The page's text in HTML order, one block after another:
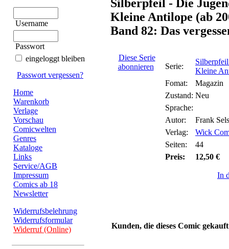
Username
Passwort
eingeloggt bleiben
Passwort vergessen?
Home
Warenkorb
Verlage
Vorschau
Comicwelten
Genres
Kataloge
Links
Service/AGB
Impressum
Comics ab 18
Newsletter
Widerrufsbelehrung
Widerrufsformular
Widerruf (Online)
Silberpfeil - Die
Kleine Antilope (ab
Band 82: Das
Diese Serie
abonnieren
Serie:
Kleine
Fomat:
Magazin
Zustand: Neu
Sprache:
Autor:
Frank Sels
Verlag:
Wick
Seiten:
44
Preis:
12,50 €
In
Kunden, die dieses Comic